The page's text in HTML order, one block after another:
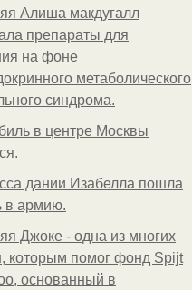
Алиша макдугалл
препараты для
на фоне
метаболического
синдрома.
в центре Москвы
дании Изабелла пошла
в армию.
Джоке - одна из многих
которым помог фонд Spijt
основанный в